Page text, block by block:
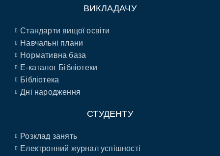
ВИКЛАДАЧУ
Стандарти вищої освіти
Навчальні плани
Нормативна база
E-каталог Бібліотеки
Бібліотека
Дні народження
СТУДЕНТУ
Розклад занять
Електронний журнал успішності